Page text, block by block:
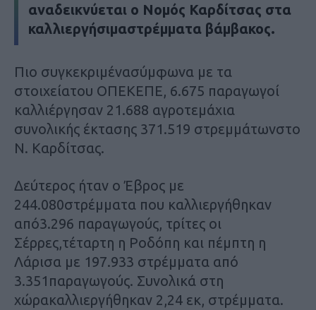
αναδεικνύεται ο Νομός Καρδίτσας στα
καλλιεργήσιμαστρέμματα βάμβακος.
Πιο συγκεκριμένασύμφωνα με τα
στοιχείατου ΟΠΕΚΕΠΕ, 6.675 παραγωγοί
καλλιέργησαν 21.688 αγροτεμάχια
συνολικής έκτασης 371.519 στρεμμάτωνστο
Ν. Καρδίτσας.
Δεύτερος ήταν ο Έβρος με
244.080στρέμματα που καλλιεργήθηκαν
από3.296 παραγωγούς, τρίτες οι
Σέρρες,τέταρτη η Ροδόπη και πέμπτη η
Λάρισα με 197.933 στρέμματα από
3.351παραγωγούς. Συνολικά στη
χώρακαλλιεργήθηκαν 2,24 εκ, στρέμματα.